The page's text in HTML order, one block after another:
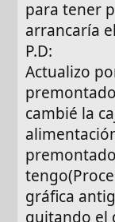
para tener
arrancaría
P.D:
Actualizo
cambié la
gráfica
quitando el